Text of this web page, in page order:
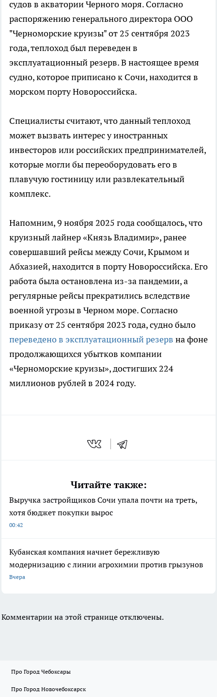
судов в акватории Черного моря. Согласно
распоряжению генерального директора ООО
"Черноморские круизы" от 25 сентября 2023
года, теплоход был переведен в
эксплуатационный резерв. В настоящее время
судно, которое приписано к Сочи, находится в
морском порту Новороссийска.
Специалисты считают, что данный теплоход
может вызвать интерес у иностранных
инвесторов или российских предпринимателей,
которые могли бы переоборудовать его в
плавучую гостиницу или развлекательный
комплекс.
Напомним, 9 ноября 2025 года сообщалось, что
круизный лайнер «Князь Владимир», ранее
совершавший рейсы между Сочи, Крымом и
Абхазией, находится в порту Новороссийска. Его
работа была остановлена из-за пандемии, а
регулярные рейсы прекратились вследствие
военной угрозы в Черном море. Согласно
приказу от 25 сентября 2023 года, судно было
переведено в эксплуатационный резерв на фоне
продолжающихся убытков компании
«Черноморские круизы», достигших 224
миллионов рублей в 2024 году.
Читайте также:
Выручка застройщиков Сочи упала почти на треть,
хотя бюджет покупки вырос
00:42
Кубанская компания начнет бережливую
модернизацию с линии агрохимии против грызунов
Вчера
Комментарии на этой странице отключены.
Про Город Чебоксары
Про Город Новочебоксарск